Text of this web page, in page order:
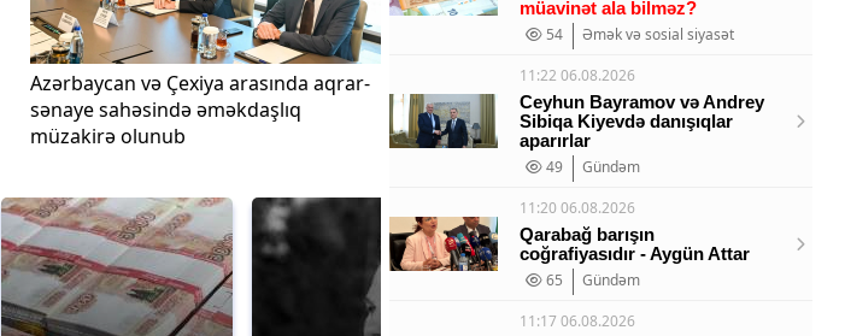
Azərbaycan və Çexiya arasında aqrar-
sənaye sahəsində əməkdaşlıq
müzakirə olunub
müavinət ala bilməz?
54
Əmək və sosial siyasət
11:22 06.08.2026
Ceyhun Bayramov və Andrey
Sibiqa Kiyevdə danışıqlar
aparırlar
49
Gündəm
11:20 06.08.2026
Qarabağ barışın
coğrafiyasıdır - Aygün Attar
65
Gündəm
11:17 06.08.2026